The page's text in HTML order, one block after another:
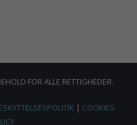
FOR ALLE RETTIGHEDER.
| COOKIES